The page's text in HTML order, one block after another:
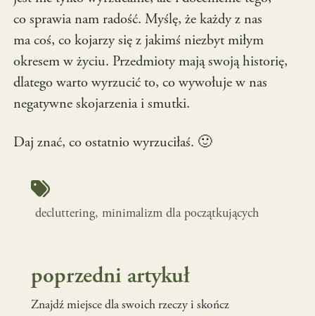
co sprawia nam radość. Myślę, że każdy z nas
ma coś, co kojarzy się z jakimś niezbyt miłym
okresem w życiu. Przedmioty mają swoją historię,
dlatego warto wyrzucić to, co wywołuje w nas
negatywne skojarzenia i smutki.
Daj znać, co ostatnio wyrzuciłaś. 🙂
decluttering, minimalizm dla początkujących
poprzedni artykuł
Znajdź miejsce dla swoich rzeczy i skończ